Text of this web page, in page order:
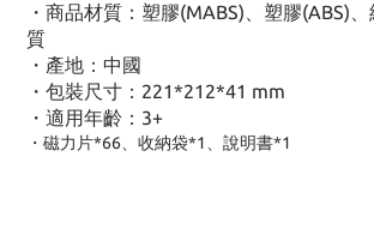
・商品材質：塑膠(MABS)、塑膠(ABS)
質
・產地：中國
・包裝尺寸：221*212*41 mm
・適用年齡：3+
・磁力片*66、收納袋*1、說明書*1